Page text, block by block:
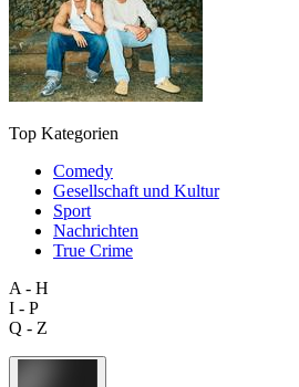
Top Kategorien
Comedy
Gesellschaft und Kultur
Sport
Nachrichten
True Crime
A - H
I - P
Q - Z